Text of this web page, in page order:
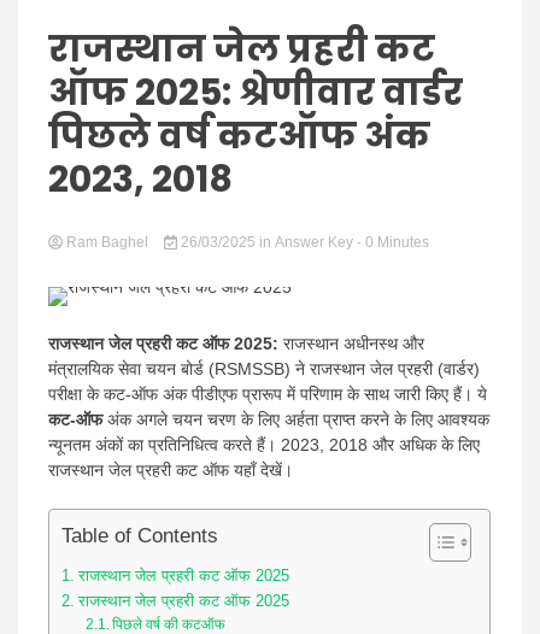
Hindi
News
राजस्थान जेल प्रहरी कट
ऑफ 2025: श्रेणीवार वार्डर
पिछले वर्ष कटऑफ अंक
2023, 2018
Ram Baghel 26/03/2025 in Answer Key - 0 Minutes
राजस्थान जेल प्रहरी कट ऑफ 2025: राजस्थान अधीनस्थ और
मंत्रालयिक सेवा चयन बोर्ड (RSMSSB) ने राजस्थान जेल प्रहरी (वार्डर)
परीक्षा के कट-ऑफ अंक पीडीएफ प्रारूप में परिणाम के साथ जारी किए हैं। ये
कट-ऑफअंक अगले चयन चरण के लिए अर्हता प्राप्त करने के लिए आवश्यक
न्यूनतम अंकों का प्रतिनिधित्व करते हैं। 2023, 2018 और अधिक के लिए
राजस्थान जेल प्रहरी कट ऑफ यहाँ देखें।
Table of Contents
राजस्थान जेल प्रहरी कट ऑफ 2025
राजस्थान जेल प्रहरी कट ऑफ 2025
पिछले वर्ष की कटऑफ